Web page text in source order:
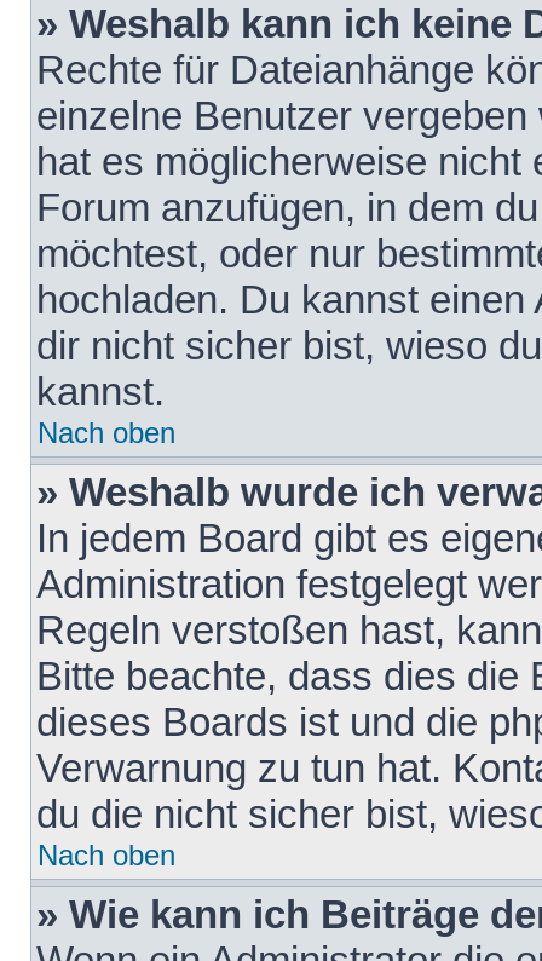
» Weshalb kann ich keine
Rechte für Dateianhänge
einzelne Benutzer
hat es möglicherweise nicht
Forum anzufügen, in dem
möchtest, oder nur
hochladen. Du kannst
dir nicht sicher bist, wieso
kannst.
Nach oben
» Weshalb wurde ich
In jedem Board gibt es
Administration festgelegt
Regeln verstoßen hast,
Bitte beachte, dass dies die
dieses Boards ist und die
Verwarnung zu tun hat.
du die nicht sicher bist,
Nach oben
» Wie kann ich Beiträge